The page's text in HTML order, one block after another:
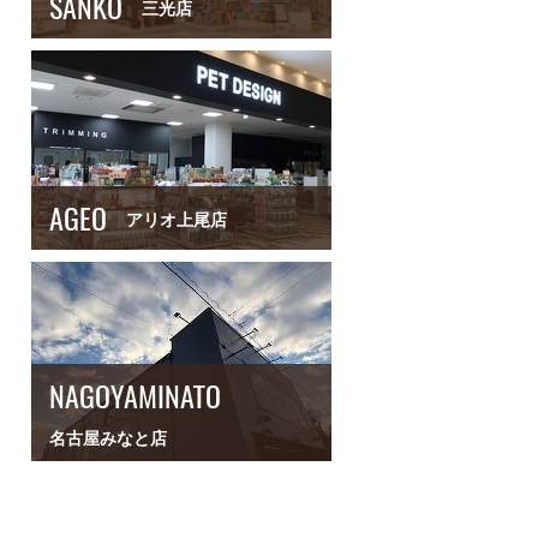
三光店
AGEO アリオ上尾店
NAGOYAMINATO
名古屋みなと店